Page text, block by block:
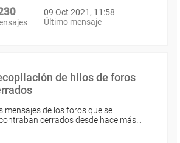
09 Oct 2021, 11:58
Último mensaje
de hilos de foros
mensajes de los foros que se
cerrados desde hace más…